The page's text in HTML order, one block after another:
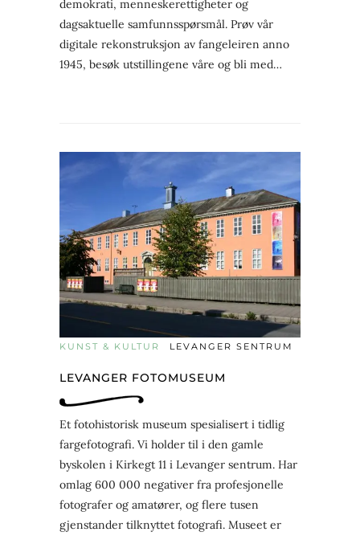
demokrati, menneskerettigheter og
dagsaktuelle samfunnsspørsmål. Prøv vår
digitale rekonstruksjon av fangeleiren anno
1945, besøk utstillingene våre og bli med…
KUNST & KULTUR LEVANGER SENTRUM
LEVANGER FOTOMUSEUM
Et fotohistorisk museum spesialisert i tidlig
fargefotografi. Vi holder til i den gamle
byskolen i Kirkegt 11 i Levanger sentrum. Har
omlag 600 000 negativer fra profesjonelle
fotografer og amatører, og flere tusen
gjenstander tilknyttet fotografi. Museet er